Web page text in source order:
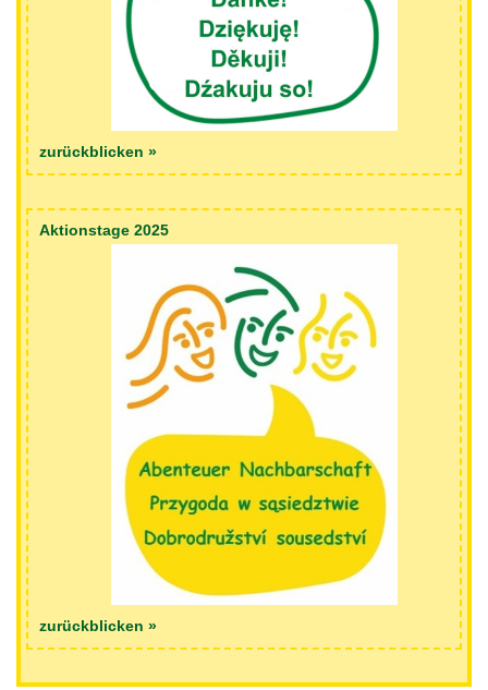
zurückblicken »
Aktionstage 2025
zurückblicken »